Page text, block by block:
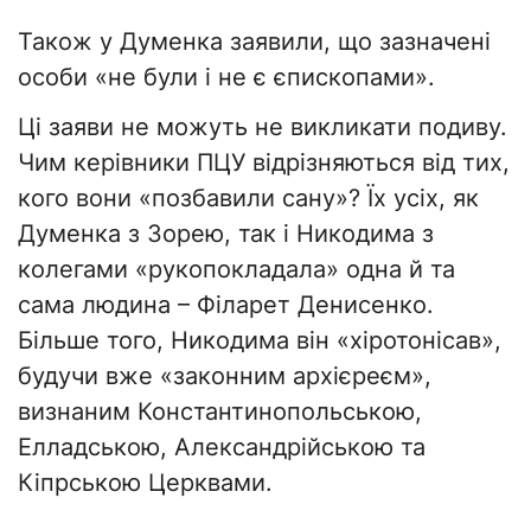
Також у Думенка заявили, що зазначені
особи «не були і не є єпископами».
Ці заяви не можуть не викликати подиву.
Чим керівники ПЦУ відрізняються від тих,
кого вони «позбавили сану»? Їх усіх, як
Думенка з Зорею, так і Никодима з
колегами «рукопокладала» одна й та
сама людина – Філарет Денисенко.
Більше того, Никодима він «хіротонісав»,
будучи вже «законним архієреєм»,
визнаним Константинопольською,
Елладською, Александрійською та
Кіпрською Церквами.